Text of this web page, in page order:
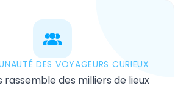
DES VOYAGEURS CURIEUX
rassemble des milliers de lieux